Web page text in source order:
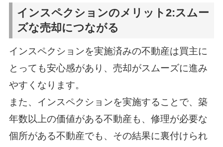
インスペクションのメリット2:スムー
ズな売却につながる
インスペクションを実施済みの不動産は買主に
とっても安心感があり、売却がスムーズに進み
やすくなります。
また、インスペクションを実施することで、築
年数以上の価値がある不動産も、修理が必要な
個所がある不動産でも、その結果に裏付けられ